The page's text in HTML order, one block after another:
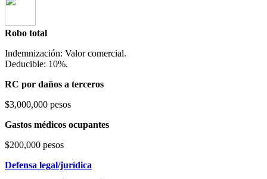
Robo total
Indemnización: Valor comercial.
Deducible: 10%.
RC por daños a terceros
$3,000,000 pesos
Gastos médicos ocupantes
$200,000 pesos
Defensa legal/jurídica